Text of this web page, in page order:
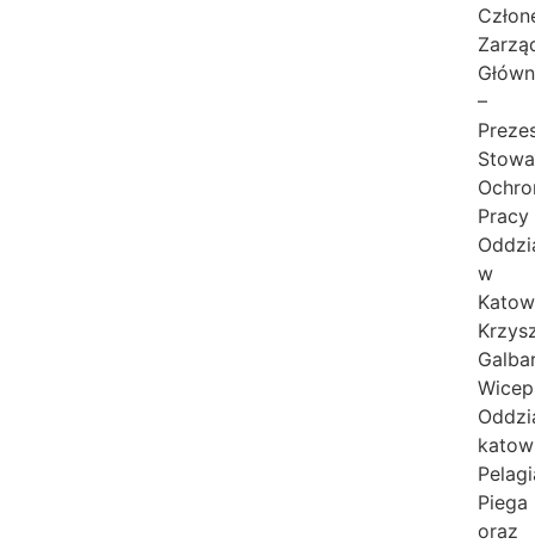
–
Pracy
w
Piega
oraz